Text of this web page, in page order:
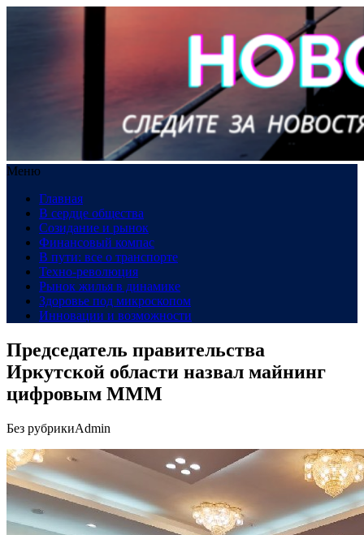
Меню
Главная
В сердце общества
Созидание и рынок
Финансовый компас
В пути: все о транспорте
Техно-революция
Рынок жилья в динамике
Здоровье под микроскопом
Инновации и возможности
Председатель правительства
Иркутской области назвал майнинг
цифровым МММ
Без рубрикиAdmin